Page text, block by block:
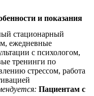
и показания
стационарный
ежедневные
с психологом,
тренинги по
стрессом, работа
Пациентам с